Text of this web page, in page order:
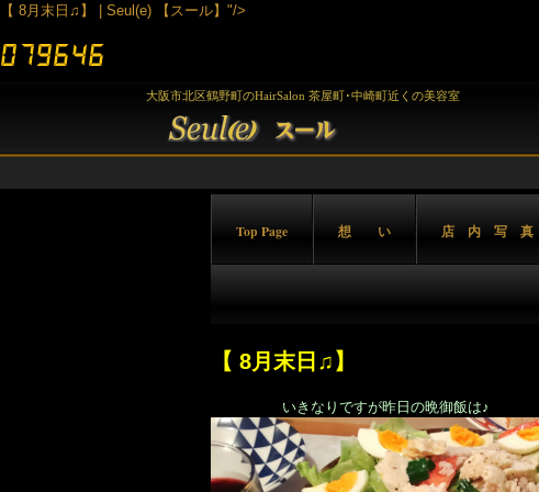
【 8月末日♫】 | Seul(e) 【スール】"/>
大阪市北区鶴野町のHairSalon 茶屋町･中崎町近くの美容室
Top Page 想 い 店 内 写 真
【 8月末日♫】
いきなりですが昨日の晩御飯は♪